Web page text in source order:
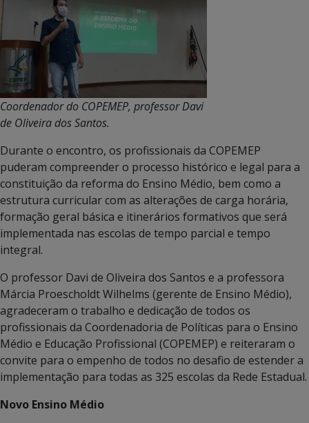
Coordenador do COPEMEP, professor Davi
de Oliveira dos Santos.
Durante o encontro, os profissionais da COPEMEP
puderam compreender o processo histórico e legal para a
constituição da reforma do Ensino Médio, bem como a
estrutura curricular com as alterações de carga horária,
formação geral básica e itinerários formativos que será
implementada nas escolas de tempo parcial e tempo
integral.
O professor Davi de Oliveira dos Santos e a professora
Márcia Proescholdt Wilhelms (gerente de Ensino Médio),
agradeceram o trabalho e dedicação de todos os
profissionais da Coordenadoria de Políticas para o Ensino
Médio e Educação Profissional (COPEMEP) e reiteraram o
convite para o empenho de todos no desafio de estender a
implementação para todas as 325 escolas da Rede Estadual.
Novo Ensino Médio